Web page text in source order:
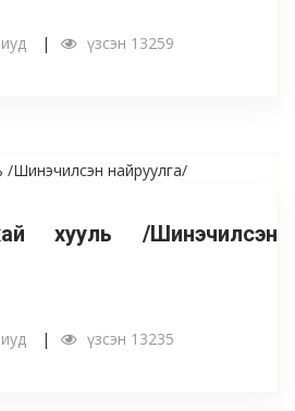
үзсэн 13259
хууль /Шинэчилсэн
үзсэн 13235